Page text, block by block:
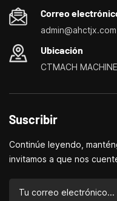
domésticos, taladradoras
tornos, taladradores y
Correo
admin@ahctjx.com
Ubicación
CTMACH
Suscribir
Continúe leyendo,
invitamos a que nos